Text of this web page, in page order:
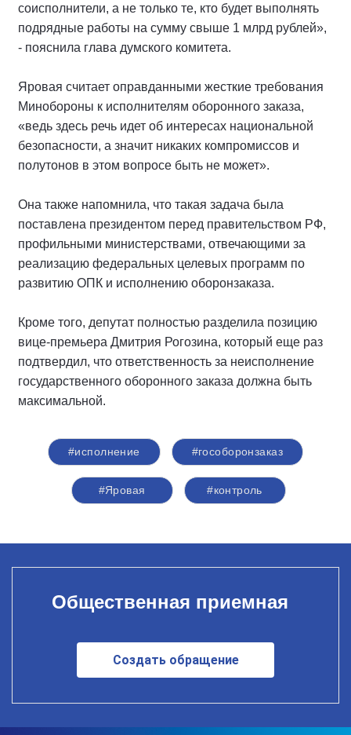
соисполнители, а не только те, кто будет выполнять
подрядные работы на сумму свыше 1 млрд рублей»,
- пояснила глава думского комитета.
Яровая считает оправданными жесткие требования
Минобороны к исполнителям оборонного заказа,
«ведь здесь речь идет об интересах национальной
безопасности, а значит никаких компромиссов и
полутонов в этом вопросе быть не может».
Она также напомнила, что такая задача была
поставлена президентом перед правительством РФ,
профильными министерствами, отвечающими за
реализацию федеральных целевых программ по
развитию ОПК и исполнению оборонзаказа.
Кроме того, депутат полностью разделила позицию
вице-премьера Дмитрия Рогозина, который еще раз
подтвердил, что ответственность за неисполнение
государственного оборонного заказа должна быть
максимальной.
#исполнение #гособоронзаказ
#Яровая #контроль
Общественная приемная
Создать обращение